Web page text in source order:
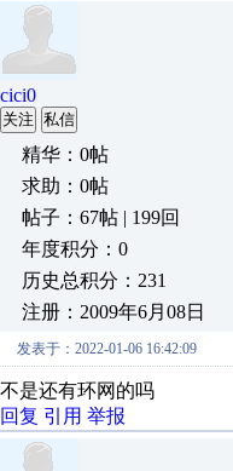
cici0
关注 私信
精华：0帖
求助：0帖
帖子：67帖 | 199回
年度积分：0
历史总积分：231
注册：2009年6月08日
发表于：2022-01-06 16:42:09
不是还有环网的吗
回复 引用 举报